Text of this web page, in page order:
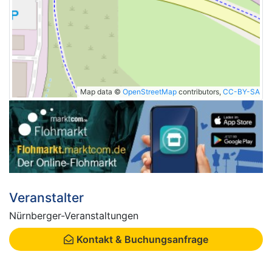
Map data © OpenStreetMap contributors, CC-BY-SA
Veranstalter
Nürnberger-Veranstaltungen
Kontakt & Buchungsanfrage